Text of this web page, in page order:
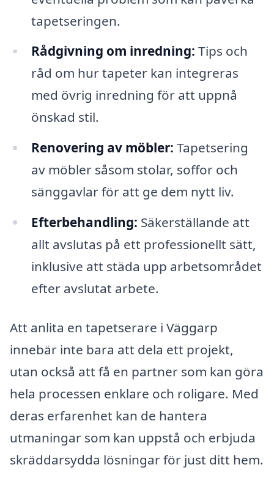
tapetseringen.
Rådgivning om inredning: Tips och
råd om hur tapeter kan integreras
med övrig inredning för att uppnå
önskad stil.
Renovering av möbler: Tapetsering
av möbler såsom stolar, soffor och
sänggavlar för att ge dem nytt liv.
Efterbehandling: Säkerställande att
allt avslutas på ett professionellt sätt,
inklusive att städa upp arbetsområdet
efter avslutat arbete.
Att anlita en tapetserare i Väggarp
innebär inte bara att dela ett projekt,
utan också att få en partner som kan göra
hela processen enklare och roligare. Med
deras erfarenhet kan de hantera
utmaningar som kan uppstå och erbjuda
skräddarsydda lösningar för just ditt hem.